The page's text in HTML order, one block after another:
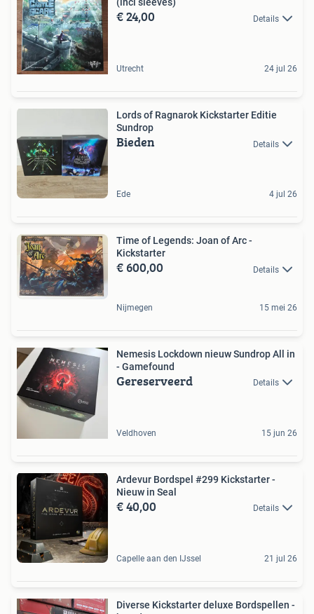
(incl sleeves)
€ 24,00 Details
Utrecht 24 jul 26
Lords of Ragnarok Kickstarter Editie
Sundrop
Bieden Details
Ede 4 jul 26
Time of Legends: Joan of Arc -
Kickstarter
€ 600,00 Details
Nijmegen 15 mei 26
Nemesis Lockdown nieuw Sundrop All in
- Gamefound
Gereserveerd Details
Veldhoven 15 jun 26
Ardevur Bordspel #299 Kickstarter -
Nieuw in Seal
€ 40,00 Details
Capelle aan den IJssel 21 jul 26
Diverse Kickstarter deluxe Bordspellen -